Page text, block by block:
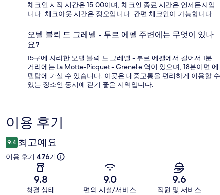
체크인 시작 시간은 15:00이며, 체크인 종료 시간은 언제든지입
니다. 체크아웃 시간은 정오입니다. 간편 체크인이 가능합니다.
오텔 블뢰 드 그레넬 - 투르 에펠 주변에는 무엇이 있나
요?
15구에 자리한 오텔 블뢰 드 그레넬 - 투르 에펠에서 걸어서 1분
거리에는 La Motte-Picquet - Grenelle 역이 있으며, 18분이면 에
펠탑에 가실 수 있습니다. 이곳은 대중교통을 편리하게 이용할 수
있는 장소인 동시에 걷기 좋은 지역입니다.
이
용
후
이용 후기
9.4 최고예요
이용 후기 476개
9.8
청결 상태
9.0
편의 시설/서비스
9.6
직원 및 서비스